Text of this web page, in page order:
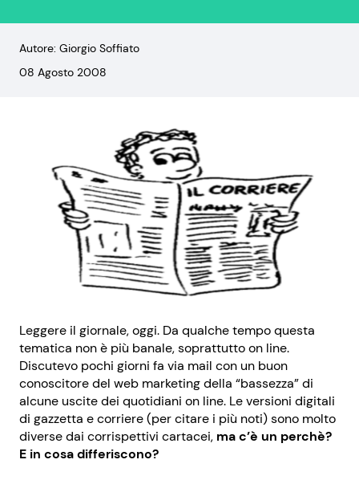
Autore: Giorgio Soffiato
08 Agosto 2008
Leggere il giornale, oggi. Da qualche tempo questa
tematica non è più banale, soprattutto on line.
Discutevo pochi giorni fa via mail con un buon
conoscitore del web marketing della “bassezza” di
alcune uscite dei quotidiani on line. Le versioni digitali
di gazzetta e corriere (per citare i più noti) sono molto
diverse dai corrispettivi cartacei, ma c’è un perchè?
E in cosa differiscono?